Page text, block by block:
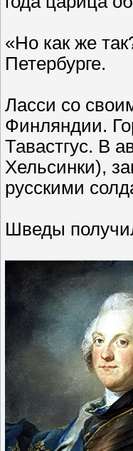
«Но как же
Петербурге.
Ласси со
Финляндии.
Тавастгус. В
Хельсинки),
русскими
Шведы